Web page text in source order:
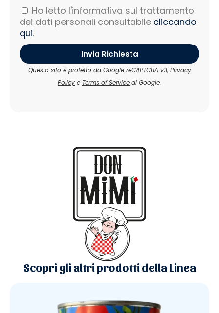
Ho letto l'informativa sul trattamento
dei dati personali consultabile cliccando
qui.
Invia Richiesta
Questo sito è protetto da Google reCAPTCHA v3, Privacy
Policy e Terms of Service di Google.
Scopri gli altri prodotti della Linea